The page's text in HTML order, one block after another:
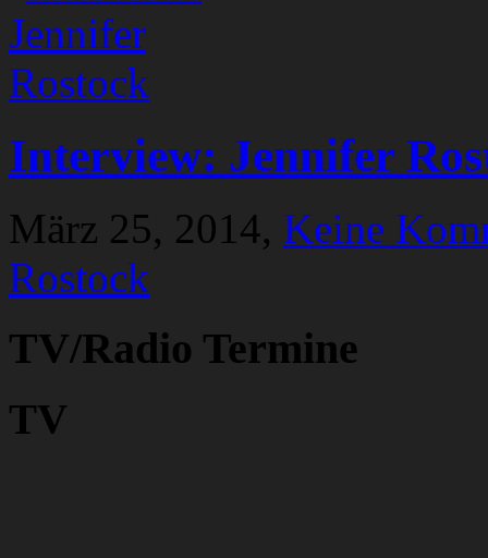
Interview: Jennifer
März 25, 2014, Keine
Rostock
TV/Radio Termine
TV